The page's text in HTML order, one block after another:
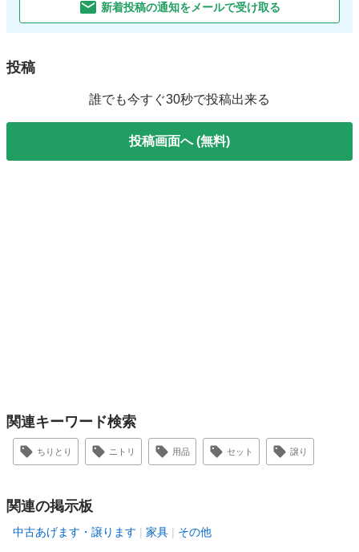
新着投稿の通知をメールで受け取る
投稿
誰でも今すぐ30秒で投稿出来る
投稿画面へ (無料)
関連キーワード検索
ちりとり ニトリ 用品 セット 譲り
関連の掲示板
中古あげます・譲ります 家具 その他